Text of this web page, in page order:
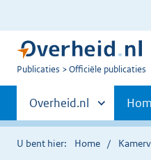
U
Publicaties Officiële publicaties
Primaire
navigatie
Andere
sites
binnen
Overheid.nl
U bent hier: Home